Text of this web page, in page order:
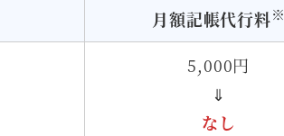
月額記帳代行料※
5,000円
⇓
なし